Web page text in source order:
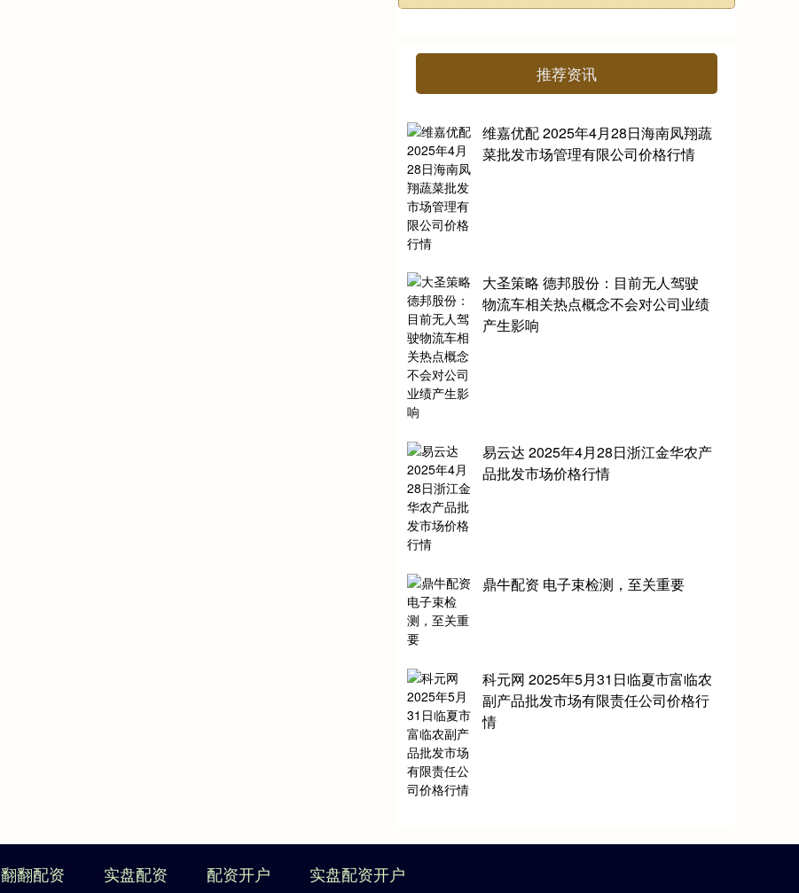
推荐资讯
维嘉优配 2025年4月28日海南凤翔蔬
菜批发市场管理有限公司价格行情
大圣策略 德邦股份：目前无人驾驶
物流车相关热点概念不会对公司业绩
产生影响
易云达 2025年4月28日浙江金华农产
品批发市场价格行情
鼎牛配资 电子束检测，至关重要
科元网 2025年5月31日临夏市富临农
副产品批发市场有限责任公司价格行
情
翻翻配资 实盘配资 配资开户 实盘配资开户